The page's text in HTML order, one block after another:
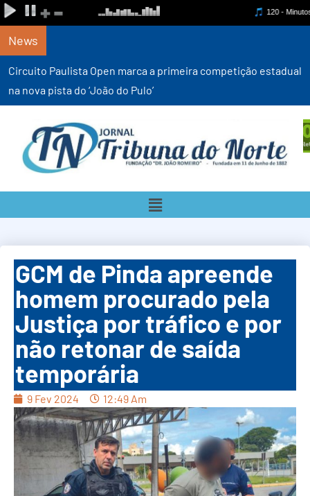
News
Circuito Paulista Open marca a primeira competição estadual
na nova pista do ‘João do Pulo’
GCM de Pinda apreende
homem procurado pela
Justiça por tráfico e por
não retonar de saída
temporária
9 Fev 2024 12:49 Am